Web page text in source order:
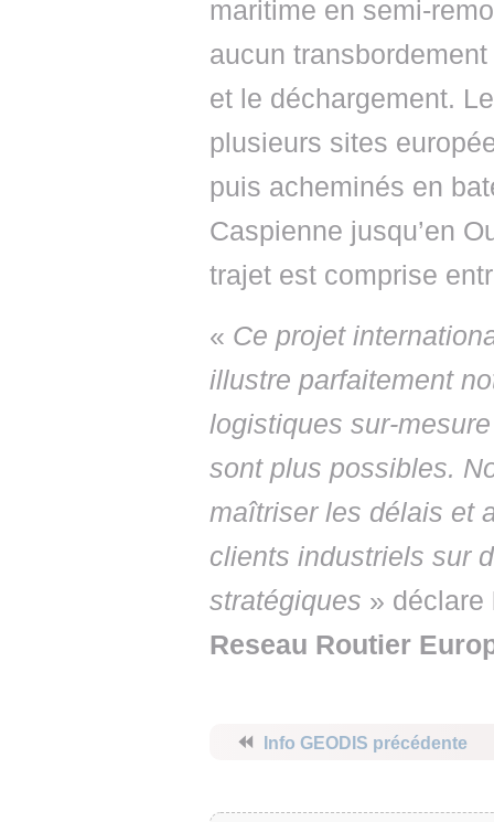
maritime en semi-
aucun
et le déchargement.
plusieurs sites
puis acheminés en
Caspienne jusqu’en
trajet est comprise
« Ce projet
illustre parfaitement
logistiques sur-
sont plus possibles.
maîtriser les délais et
clients industriels sur
stratégiques » déclare
Reseau Routier
⏪ Info GEODIS précédente